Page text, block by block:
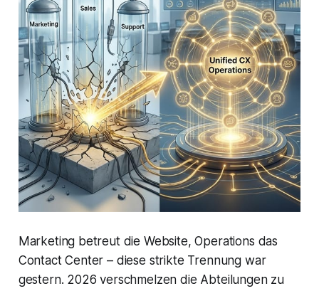
Marketing betreut die Website, Operations das
Contact Center – diese strikte Trennung war
gestern. 2026 verschmelzen die Abteilungen zu